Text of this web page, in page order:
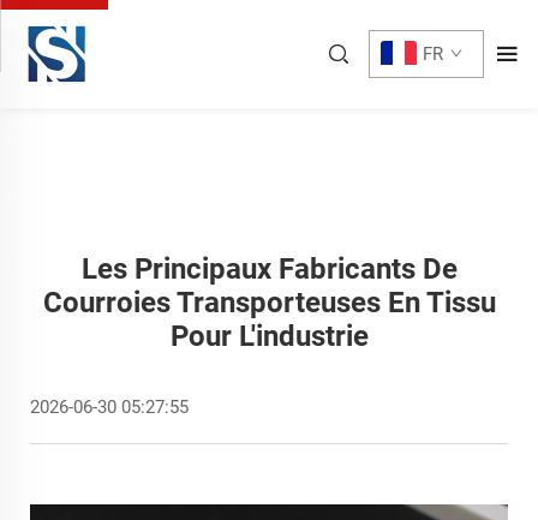
FR
Les Principaux Fabricants De
Courroies Transporteuses En Tissu
Pour L'industrie
2026-06-30 05:27:55